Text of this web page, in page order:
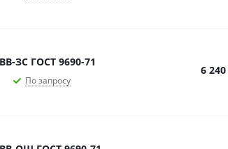
ЗС ГОСТ 9690-71
По запросу
6 240